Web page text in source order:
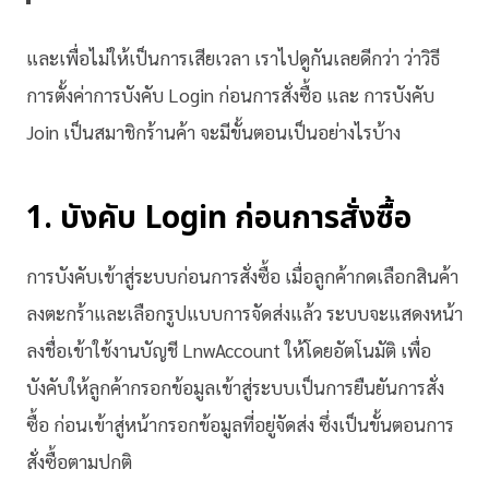
และเพื่อไม่ให้เป็นการเสียเวลา เราไปดูกันเลยดีกว่า ว่าวิธี
การตั้งค่าการบังคับ Login ก่อนการสั่งซื้อ และ การบังคับ
Join เป็นสมาชิกร้านค้า จะมีขั้นตอนเป็นอย่างไรบ้าง
1. บังคับ Login ก่อนการสั่งซื้อ
การบังคับเข้าสู่ระบบก่อนการสั่งซื้อ เมื่อลูกค้ากดเลือกสินค้า
ลงตะกร้าและเลือกรูปแบบการจัดส่งแล้ว ระบบจะแสดงหน้า
ลงชื่อเข้าใช้งานบัญชี LnwAccount ให้โดยอัตโนมัติ เพื่อ
บังคับให้ลูกค้ากรอกข้อมูลเข้าสู่ระบบเป็นการยืนยันการสั่ง
ซื้อ ก่อนเข้าสู่หน้ากรอกข้อมูลที่อยู่จัดส่ง ซึ่งเป็นขั้นตอนการ
สั่งซื้อตามปกติ